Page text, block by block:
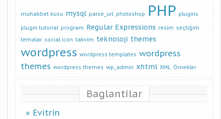
muhabbet kusu mysql parse_url photoshop PHP plugins
plugin tutorial program Regular Expressions resim seçtiğim
temalar social icon takvim teknoloji themes
wordpress wordpress templates wordpress
themes wordpress themes wp_admin xhtml XML Örnekler
Baglantilar
Evitrin